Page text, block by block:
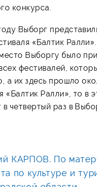
конкурса.
Выборг
«Балтик
Выборгу было
фестивалей,
а их здесь прошло
«Балтик Ралли», то в
в четвертый раз в
КАРПОВ. По
по культуре и